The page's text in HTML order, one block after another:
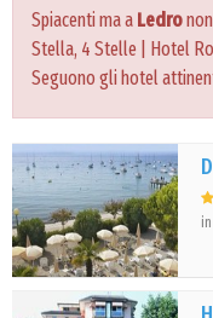
Spiacenti ma a Ledro
Stella, 4 Stelle | Hotel
Seguono gli hotel